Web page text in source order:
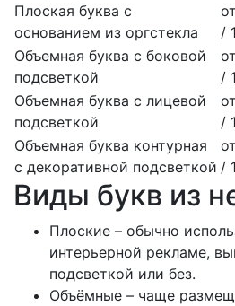
Плоская буква с
основанием из оргстекла
/
Объемная буква с боковой
подсветкой
/
Объемная буква с лицевой
подсветкой
/
Объемная буква контурная
с декоративной подсветкой /
Виды букв из
Плоские – обычно
интерьерной рекламе,
подсветкой или без.
Объёмные – чаще